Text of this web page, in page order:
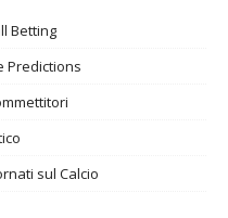
Betting
Predictions
sul Calcio